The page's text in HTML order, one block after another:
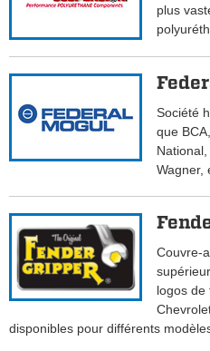
plus
Société
que
Wagner,
Couvre-
logos de
disponibles pour différents